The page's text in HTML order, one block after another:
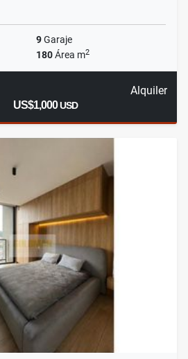
9Garaje
180Área m2
Alquiler
US$1,000USD